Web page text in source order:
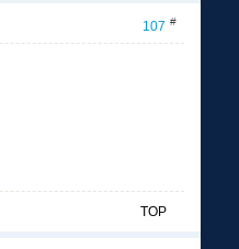
107 #
TOP